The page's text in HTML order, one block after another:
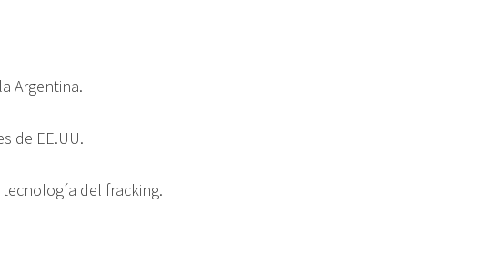
Argentina.
de EE.UU.
del fracking.